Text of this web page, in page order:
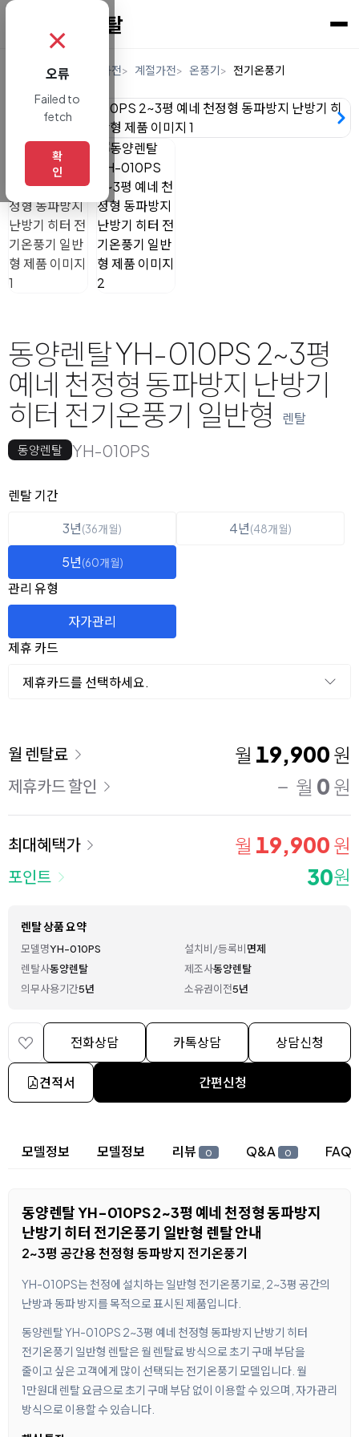
렌탈 디지털/가전 계절가전 온풍기 전기온풍기
동양렌탈 YH-010PS 2~3평
예네 천정형 동파방지 난방기
히터 전기온풍기 일반형
렌탈
동양렌탈 YH-010PS
옵션 선택
렌탈 선택
렌탈 기간
3년(36개월) 4년(48개월)
5년(60개월)
관리 유형
자가관리
제휴 카드
제휴카드를 선택하세요.
이용 요금
월 렌탈료 월 19,900 원
제휴카드 할인 월 0 원
최대혜택가 월 19,900 원
포인트 30원
렌탈 상품 요약
모델명YH-010PS 설치비/등록비면제
렌탈사동양렌탈 제조사동양렌탈
의무사용기간5년 소유권이전5년
전화상담 카톡상담 상담신청
견적서 간편신청
상세 정보
모델정보 모델정보 리뷰 0 Q&A 0 FAQ
동양렌탈 YH-010PS 2~3평 예네 천정형 동파방지
난방기 히터 전기온풍기 일반형 렌탈 안내
2~3평 공간용 천정형 동파방지 전기온풍기
YH-010PS는 천정에 설치하는 일반형 전기온풍기로, 2~3평 공간의
난방과 동파 방지를 목적으로 표시된 제품입니다.
동양렌탈 YH-010PS 2~3평 예네 천정형 동파방지 난방기 히터
전기온풍기 일반형 렌탈은 월 렌탈료 방식으로 초기 구매 부담을
줄이고 싶은 고객에게 많이 선택되는 전기온풍기 모델입니다. 월
1만원대 렌탈 요금으로 초기 구매 부담 없이 이용할 수 있으며, 자가관리
방식으로 이용할 수 있습니다.
✗
오류
Failed to
fetch
확
인